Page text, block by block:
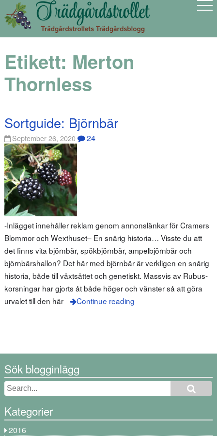
Etikett: Merton
Thornless
Sortguide: Björnbär
September 26, 2020 24
-Inlägget innehåller reklam genom annonslänkar för Cramers
Blommor och Wexthuset– En snårig historia… Visste du att
det finns vita björnbär, spökbjörnbär, ampelbjörnbär och
björnbärshallon? Det här med björnbär är verkligen en snårig
historia, både till växtsättet och genetiskt. Massvis av Rubus-
korsningar har gjorts åt både höger och vänster så att göra
urvalet till den här
Continue reading
Sök blogginlägg
Kategorier
2016